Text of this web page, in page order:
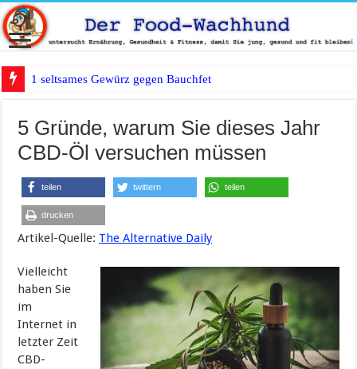
1 seltsames Gewürz gegen Bauchfett?
5 Gründe, warum Sie dieses Jahr
CBD-Öl versuchen müssen
teilen twittern teilen
drucken
Artikel-Quelle: The Alternative Daily
Vielleicht
haben Sie
im
Internet in
letzter Zeit
CBD-